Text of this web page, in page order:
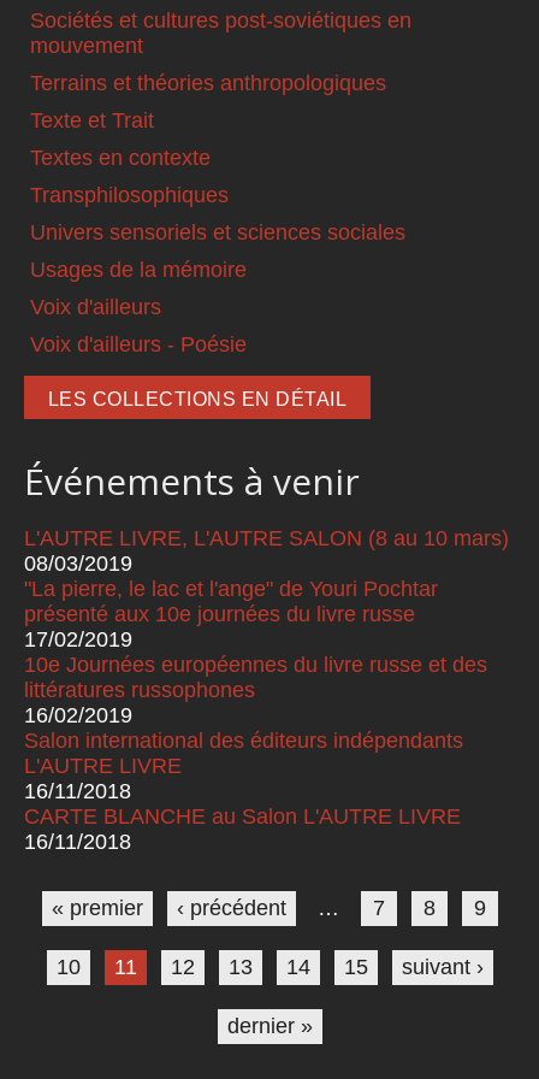
Sociétés et cultures post-soviétiques en
mouvement
Terrains et théories anthropologiques
Texte et Trait
Textes en contexte
Transphilosophiques
Univers sensoriels et sciences sociales
Usages de la mémoire
Voix d'ailleurs
Voix d'ailleurs - Poésie
LES COLLECTIONS EN DÉTAIL
Événements à venir
L'AUTRE LIVRE, L'AUTRE SALON (8 au 10 mars)
08/03/2019
"La pierre, le lac et l'ange" de Youri Pochtar
présenté aux 10e journées du livre russe
17/02/2019
10e Journées européennes du livre russe et des
littératures russophones
16/02/2019
Salon international des éditeurs indépendants
L'AUTRE LIVRE
16/11/2018
CARTE BLANCHE au Salon L'AUTRE LIVRE
16/11/2018
Pages
« premier ‹ précédent … 7 8 9
10 11 12 13 14 15 suivant ›
dernier »